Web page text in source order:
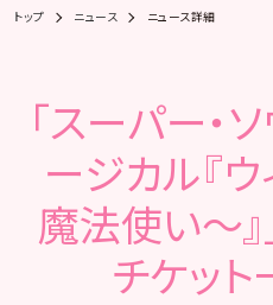
トップ ニュース ニュース詳細
「スーパー・
ージカル『
魔法使い～
チケッ